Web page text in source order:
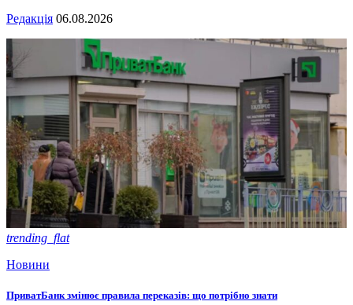
Редакція 06.08.2026
trending_flat
Новини
ПриватБанк змінює правила переказів: що потрібно знати